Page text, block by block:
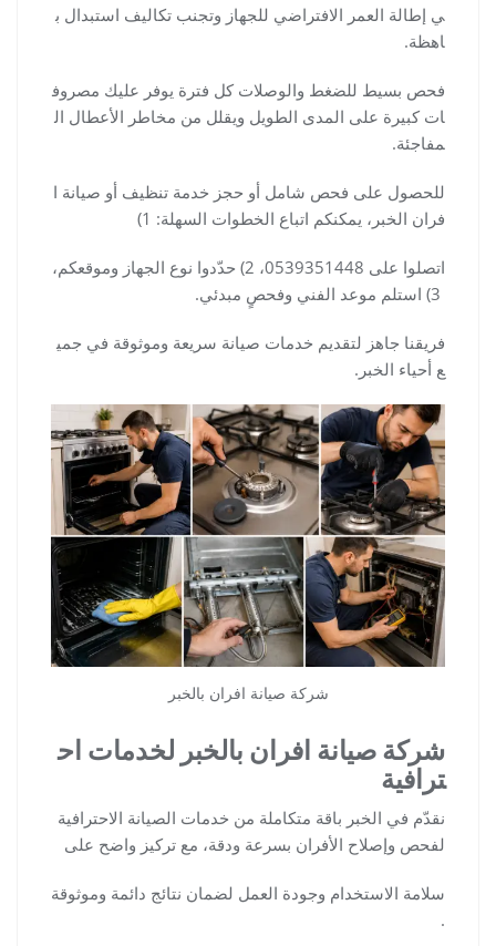
ي إطالة العمر الافتراضي للجهاز وتجنب تكاليف استبدال ب
اهظة.
فحص بسيط للضغط والوصلات كل فترة يوفر عليك مصروف
ات كبيرة على المدى الطويل ويقلل من مخاطر الأعطال ال
مفاجئة.
للحصول على فحص شامل أو حجز خدمة تنظيف أو صيانة ا
فران الخبر، يمكنكم اتباع الخطوات السهلة: 1)
اتصلوا على 0539351448، 2) حدّدوا نوع الجهاز وموقعكم،
فريقنا جاهز لتقديم خدمات صيانة سريعة وموثوقة في جمي
ع أحياء الخبر.
شركة صيانة افران بالخبر
شركة صيانة افران بالخبر لخدمات اح
ترافية
نقدّم في الخبر باقة متكاملة من خدمات الصيانة الاحترافية
لفحص وإصلاح الأفران بسرعة ودقة، مع تركيز واضح على
سلامة الاستخدام وجودة العمل لضمان نتائج دائمة وموثوقة
.